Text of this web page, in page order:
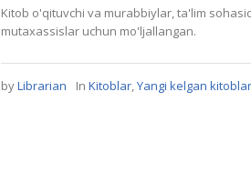
Kitob o'qituvchi va murabbiylar, ta'lim
mutaxassislar uchun mo'ljallangan.
byLibrarian In Kitoblar,Yangi kelgan kitoblar